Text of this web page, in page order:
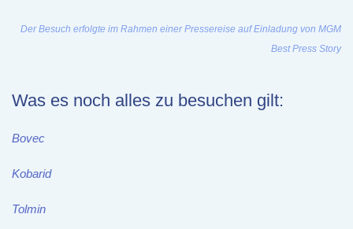
Der Besuch erfolgte im Rahmen einer Pressereise auf Einladung von MGM
Best Press Story
Was es noch alles zu besuchen gilt:
Bovec
Kobarid
Tolmin